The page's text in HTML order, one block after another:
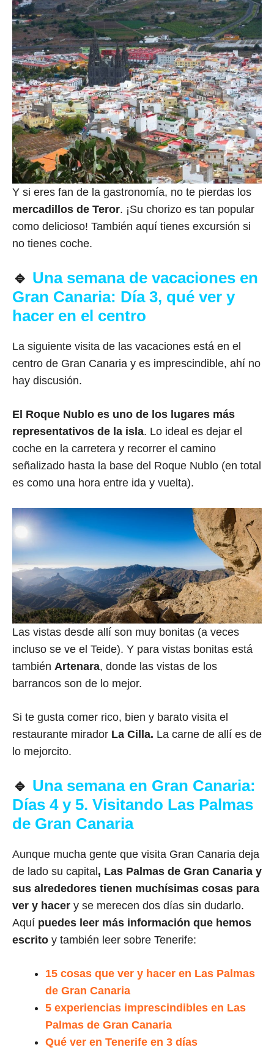
Y si eres fan de la gastronomía, no te pierdas los
mercadillos de Teror. ¡Su chorizo es tan popular
como delicioso! También aquí tienes excursión si
no tienes coche.
🔹 Una semana de vacaciones en
Gran Canaria: Día 3, qué ver y
hacer en el centro
La siguiente visita de las vacaciones está en el
centro de Gran Canaria y es imprescindible, ahí no
hay discusión.
El Roque Nublo es uno de los lugares más
representativos de la isla. Lo ideal es dejar el
coche en la carretera y recorrer el camino
señalizado hasta la base del Roque Nublo (en total
es como una hora entre ida y vuelta).
Las vistas desde allí son muy bonitas (a veces
incluso se ve el Teide). Y para vistas bonitas está
también Artenara, donde las vistas de los
barrancos son de lo mejor.
Si te gusta comer rico, bien y barato visita el
restaurante mirador La Cilla. La carne de allí es de
lo mejorcito.
🔹 Una semana en Gran Canaria:
Días 4 y 5. Visitando Las Palmas
de Gran Canaria
Aunque mucha gente que visita Gran Canaria deja
de lado su capital, Las Palmas de Gran Canaria y
sus alrededores tienen muchísimas cosas para
ver y hacer y se merecen dos días sin dudarlo.
Aquí puedes leer más información que hemos
escrito y también leer sobre Tenerife:
15 cosas que ver y hacer en Las Palmas
de Gran Canaria
5 experiencias imprescindibles en Las
Palmas de Gran Canaria
Qué ver en Tenerife en 3 días